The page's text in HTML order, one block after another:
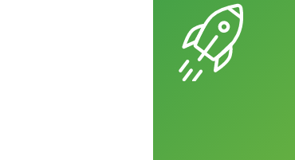
這是蔡同學的真實故事...